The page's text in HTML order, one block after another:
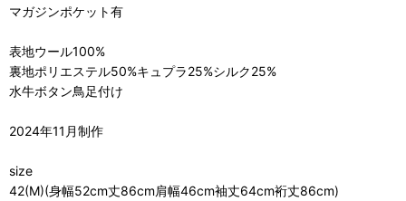
マガジンポケット有
表地ウール100%
裏地ポリエステル50%キュプラ25%シルク25%
水牛ボタン鳥足付け
2024年11月制作
size
42(M)(身幅52cm丈86cm肩幅46cm袖丈64cm裄丈86cm)